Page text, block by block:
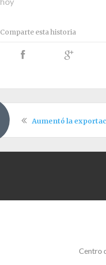
Comparte esta historia
Aumentó la
Centro